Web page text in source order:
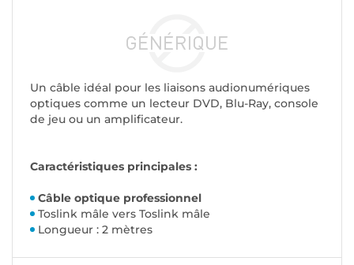
Un câble idéal pour les liaisons audionumériques
optiques comme un lecteur DVD, Blu-Ray, console
de jeu ou un amplificateur.
Caractéristiques principales :
Câble optique professionnel
Toslink mâle vers Toslink mâle
Longueur : 2 mètres